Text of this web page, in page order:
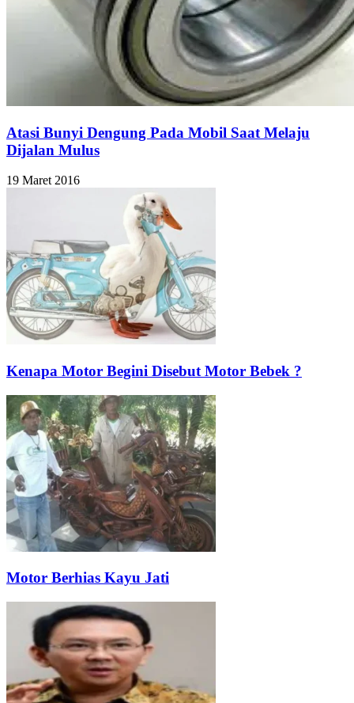
Atasi Bunyi Dengung Pada Mobil Saat Melaju
Dijalan Mulus
19 Maret 2016
Kenapa Motor Begini Disebut Motor Bebek ?
Motor Berhias Kayu Jati